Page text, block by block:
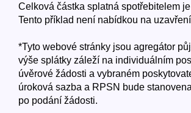
Celková částka splatná spotřebitelem
Tento příklad není nabídkou na
*Tyto webové stránky jsou agregátor
výše splátky záleží na individuálním
úvěrové žádosti a vybraném
úroková sazba a RPSN bude
po podání žádosti.